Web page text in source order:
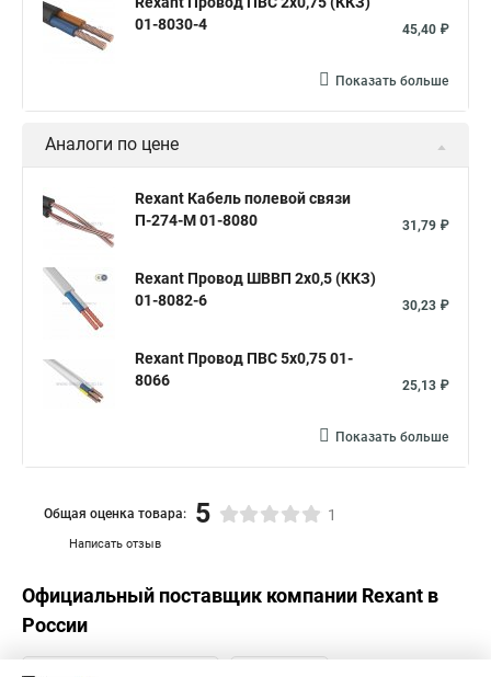
Кабель силовой многопроволочный Силовой кабель 2
Кабель силовой медный гибкий
Кабель силовой 3х 1.5
Кабель силовой 4 4 Кабель силовой 4х16
Кабель силовой 5х4
Силиконовый медный провод
Термостойкий медный провод
01-8030-4
45,40 ₽
Показать больше
Аналоги по цене
Rexant Кабель полевой связи
П-274-М 01-8080
31,79 ₽
Rexant Провод ШВВП 2х0,5 (ККЗ)
01-8082-6
30,23 ₽
Rexant Провод ПВС 5х0,75 01-
8066
25,13 ₽
Показать больше
Написать отзыв
Общая оценка товара: 5 1
Официальный поставщик компании Rexant в
России